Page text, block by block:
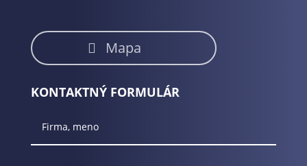
Mapa
KONTAKTNÝ FORMULÁR